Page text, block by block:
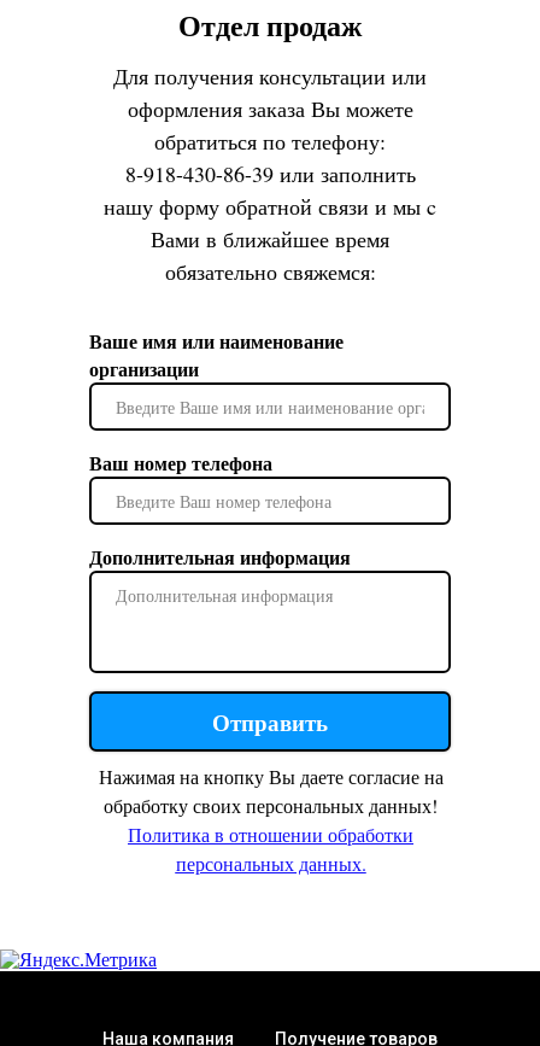
Ваше имя или наименование
организации
Ваш номер телефона
Дополнительная информация
Отправить
Отдел продаж
Для получения консультации или
оформления заказа Вы можете
обратиться по телефону:
8-918-430-86-39 или заполнить
нашу форму обратной связи и мы c
Вами в ближайшее время
обязательно свяжемся:
Нажимая на кнопку Вы даете согласие на
обработку своих персональных данных!
Политика в отношении обработки
персональных данных.
Наша компания Получение товаров